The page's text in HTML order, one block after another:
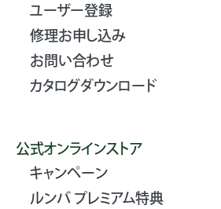
ユーザー登録
修理お申し込み
お問い合わせ
カタログダウンロード
公式オンラインストア
キャンペーン
ルンバ プレミアム特典